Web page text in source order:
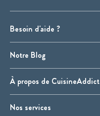
Besoin d'aide ?
Notre Blog
À propos de CuisineAddict
Nos services